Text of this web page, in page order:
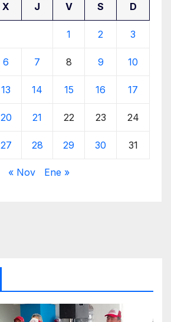
X J V S D
1 2 3
6 7 8 9 10
13 14 15 16 17
20 21 22 23 24
27 28 29 30 31
« Nov Ene »